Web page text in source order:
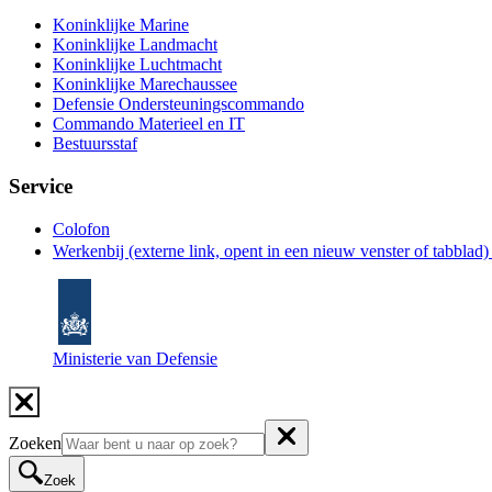
Koninklijke Marine
Koninklijke Landmacht
Koninklijke Luchtmacht
Koninklijke Marechaussee
Defensie Ondersteuningscommando
Commando Materieel en IT
Bestuursstaf
Service
Colofon
Werkenbij (externe link, opent in een nieuw venster of tabblad)
Ministerie van Defensie
Zoeken
Zoek